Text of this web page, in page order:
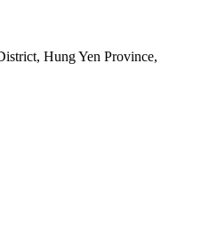
Hung Yen Province,